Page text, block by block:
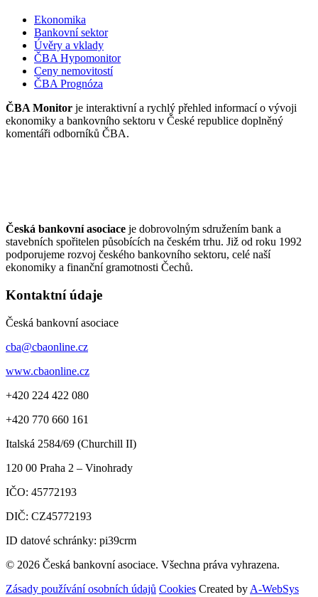
Ekonomika
Bankovní sektor
Úvěry a vklady
ČBA Hypomonitor
Ceny nemovitostí
ČBA Prognóza
ČBA Monitor je interaktivní a rychlý přehled informací o vývoji
ekonomiky a bankovního sektoru v České republice doplněný
komentáři odborníků ČBA.
Česká bankovní asociace je dobrovolným sdružením bank a
stavebních spořitelen působících na českém trhu. Již od roku 1992
podporujeme rozvoj českého bankovního sektoru, celé naší
ekonomiky a finanční gramotnosti Čechů.
Kontaktní údaje
Česká bankovní asociace
cba@cbaonline.cz
www.cbaonline.cz
+420 224 422 080
+420 770 660 161
Italská 2584/69 (Churchill II)
120 00 Praha 2 – Vinohrady
IČO: 45772193
DIČ: CZ45772193
ID datové schránky: pi39crm
© 2026 Česká bankovní asociace. Všechna práva vyhrazena.
Zásady používání osobních údajů Cookies Created by A-WebSys